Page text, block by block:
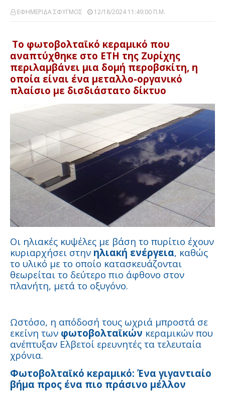
ΕΦΗΜΕΡΙΔΑ ΣΦΥΓΜΟΣ 12/18/2024 11:49:00 Π.μ.
Το φωτοβολταϊκό κεραμικό που
αναπτύχθηκε στο ETH της Ζυρίχης
περιλαμβάνει μια δομή περοβσκίτη, η
οποία είναι ένα μεταλλο-οργανικό
πλαίσιο με δισδιάστατο δίκτυο
Οι ηλιακές κυψέλες με βάση το πυρίτιο έχουν
κυριαρχήσει στην ηλιακή ενέργεια, καθώς
το υλικό με το οποίο κατασκευάζονται
θεωρείται το δεύτερο πιο άφθονο στον
πλανήτη, μετά το οξυγόνο.
Ωστόσο, η απόδοσή τους ωχριά μπροστά σε
εκείνη των φωτοβολταϊκών κεραμικών που
ανέπτυξαν Ελβετοί ερευνητές τα τελευταία
χρόνια.
Φωτοβολταϊκό κεραμικό: Ένα γιγαντιαίο
βήμα προς ένα πιο πράσινο μέλλον